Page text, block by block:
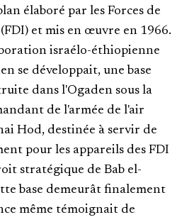
élaboré par les Forces de
et mis en œuvre en 1966.
israélo-éthiopienne
se développait, une base
dans l'Ogaden sous la
de l'armée de l'air
Hod, destinée à servir de
pour les appareils des FDI
stratégique de Bab el-
base demeurât finalement
même témoignait de